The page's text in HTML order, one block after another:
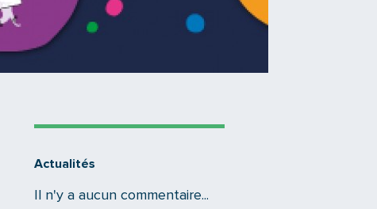
Actualités
Il n'y a aucun commentaire...